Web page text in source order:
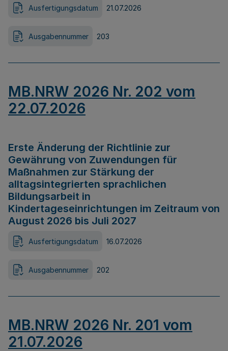
Ausfertigungsdatum 21.07.2026
Ausgabennummer 203
MB.NRW 2026 Nr. 202 vom
22.07.2026
Erste Änderung der Richtlinie zur
Gewährung von Zuwendungen für
Maßnahmen zur Stärkung der
alltagsintegrierten sprachlichen
Bildungsarbeit in
Kindertageseinrichtungen im Zeitraum von
August 2026 bis Juli 2027
Ausfertigungsdatum 16.07.2026
Ausgabennummer 202
MB.NRW 2026 Nr. 201 vom
21.07.2026